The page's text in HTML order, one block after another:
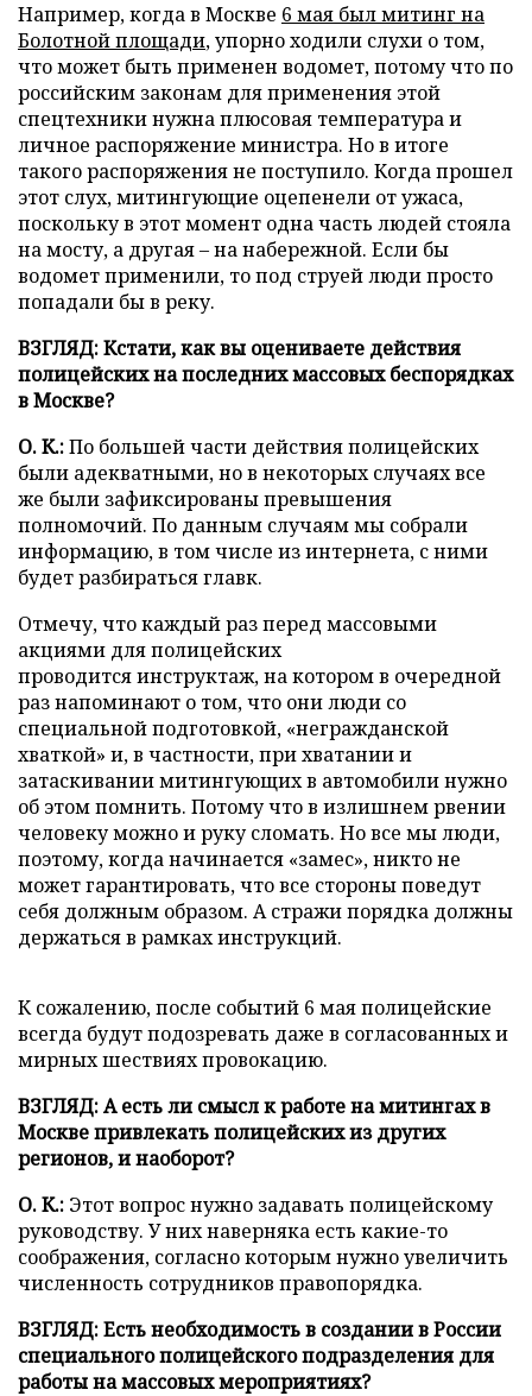
Например, когда в Москве 6 мая был митинг на
Болотной площади, упорно ходили слухи о том,
что может быть применен водомет, потому что по
российским законам для применения этой
спецтехники нужна плюсовая температура и
личное распоряжение министра. Но в итоге
такого распоряжения не поступило. Когда прошел
этот слух, митингующие оцепенели от ужаса,
поскольку в этот момент одна часть людей стояла
на мосту, а другая – на набережной. Если бы
водомет применили, то под струей люди просто
попадали бы в реку.
ВЗГЛЯД: Кстати, как вы оцениваете действия
полицейских на последних массовых беспорядках
в Москве?
О. К.:По большей части действия полицейских
были адекватными, но в некоторых случаях все
же были зафиксированы превышения
полномочий. По данным случаям мы собрали
информацию, в том числе из интернета, с ними
будет разбираться главк.
Отмечу, что каждый раз перед массовыми
акциями для полицейских
проводится инструктаж, на котором в очередной
раз напоминают о том, что они люди со
специальной подготовкой, «негражданской
хваткой» и, в частности, при хватании и
затаскивании митингующих в автомобили нужно
об этом помнить. Потому что в излишнем рвении
человеку можно и руку сломать. Но все мы люди,
поэтому, когда начинается «замес», никто не
может гарантировать, что все стороны поведут
себя должным образом. А стражи порядка должны
держаться в рамках инструкций.
К сожалению, после событий 6 мая полицейские
всегда будут подозревать даже в согласованных и
мирных шествиях провокацию.
ВЗГЛЯД: А есть ли смысл к работе на митингах в
Москве привлекать полицейских из других
регионов, и наоборот?
О. К.: Этот вопрос нужно задавать полицейскому
руководству. У них наверняка есть какие-то
соображения, согласно которым нужно увеличить
численность сотрудников правопорядка.
ВЗГЛЯД: Есть необходимость в создании в России
специального полицейского подразделения для
работы на массовых мероприятиях?